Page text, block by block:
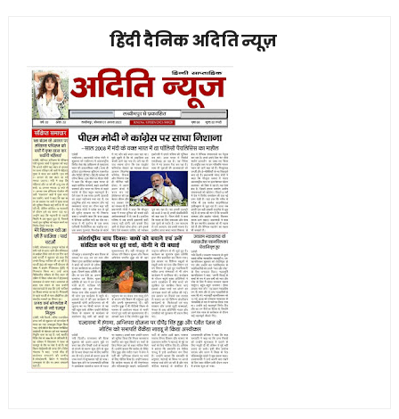
हिंदी दैनिक अदिति न्यूज़